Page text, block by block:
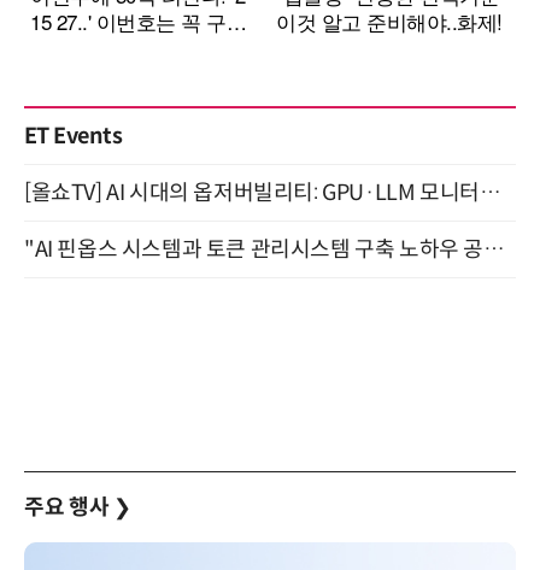
ET Events
[올쇼TV] AI 시대의 옵저버빌리티: GPU·LLM 모니터링부터 AI 기반 장애 대응까지 (8/11 생방송)
"AI 핀옵스 시스템과 토큰 관리시스템 구축 노하우 공개" 잠실 한국광고문화회관 2층 대회의실 (8/21)
주요 행사 ❯